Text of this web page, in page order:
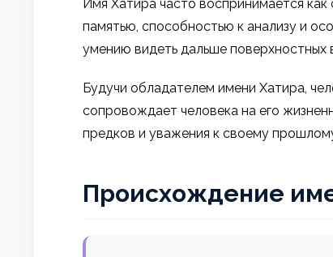
Имя Хатира часто воспринимается
памятью, способностью к анализу и
умению видеть дальше поверхностных
Будучи обладателем имени Хатира,
сопровождает человека на его
предков и уважения к своему
Происхождение